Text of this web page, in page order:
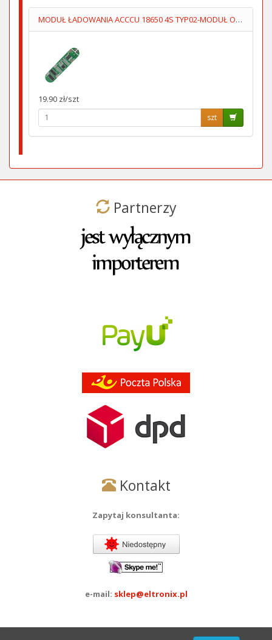
MODUŁ ŁADOWANIA ACCCU 18650 4S TYP02-MODUŁ OCHRONY ACCU 14.8
19.90 zł/szt
szt
Partnerzy
Kontakt
Zapytaj konsultanta:
e-mail: sklep@eltronix.pl